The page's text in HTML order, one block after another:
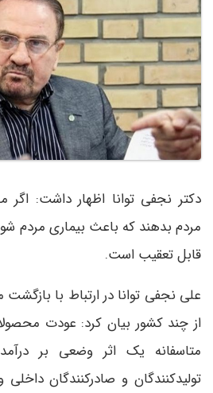
دکتر نجفی توانا اظهار داشت:
مردم بدهند که باعث بیماری مردم
قابل تعقیب است.
علی نجفی توانا در ارتباط با
از چند کشور بیان کرد: عودت
متاسفانه یک اثر وضعی بر
تولیدکنندگان و صادرکنندگان داخلی